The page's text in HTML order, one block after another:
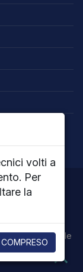
volti a
Per
la
- R.E.A.
che esercita le